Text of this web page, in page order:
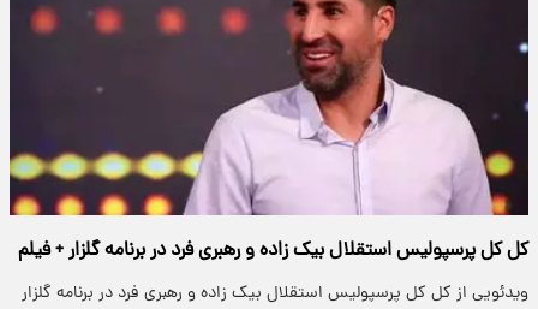
کل کل پرسپولیس استقلال بیک زاده و رهبری فرد در برنامه گلزار + فیلم
ویدئویی از کل کل پرسپولیس استقلال بیک زاده و رهبری فرد در برنامه گلزار